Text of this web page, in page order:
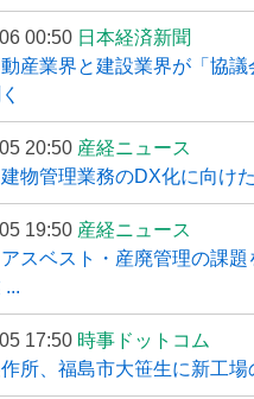
00:50 日本経済新聞
産業界と建設業界が「協
20:50 産経ニュース
物管理業務のDX化に向け
19:50 産経ニュース
スベスト・産廃管理の課
...
17:50 時事ドットコム
所、福島市大笹生に新工場